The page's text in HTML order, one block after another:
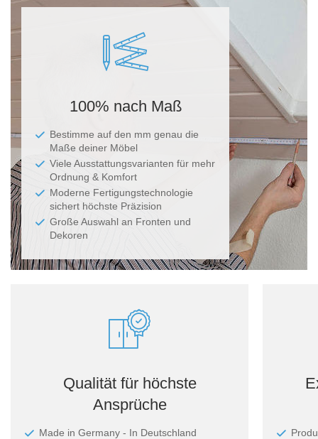
100% nach Maß
Bestimme auf den mm genau die
Maße deiner Möbel
Viele Ausstattungsvarianten für mehr
Ordnung & Komfort
Moderne Fertigungstechnologie
sichert höchste Präzision
Große Auswahl an Fronten und
Dekoren
Qualität für höchste
Ansprüche
Made in Germany - In Deutschland